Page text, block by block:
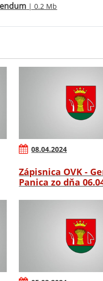
| 0.2 Mb
08.04.2024
Zápisnica OVK -
Panica zo dňa